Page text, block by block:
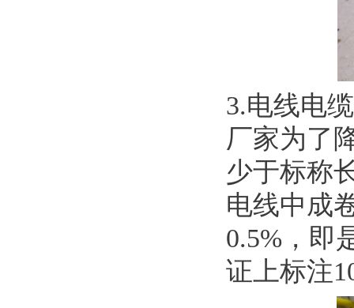
3.电线电
厂家为了
少于标称
电线中成
0.5%，即
证上标注